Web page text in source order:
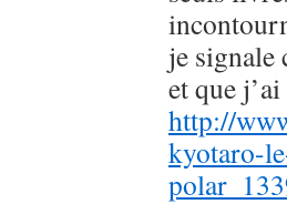
je signale
et que
http://
kyotaro-